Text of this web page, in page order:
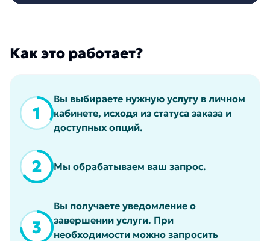
Как это работает?
Вы выбираете нужную услугу в личном
кабинете, исходя из статуса заказа и
доступных опций.
Мы обрабатываем ваш запрос.
Вы получаете уведомление о
завершении услуги. При
необходимости можно запросить